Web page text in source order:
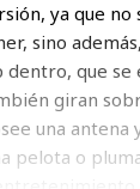
ya que no
sino
que se
giran
una antena
pelota o